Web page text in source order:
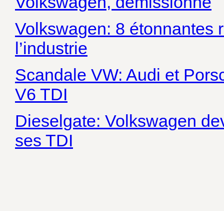
Volkswagen: 8 étonnantes
l’industrie
Scandale VW: Audi et
V6 TDI
Dieselgate: Volkswagen
ses TDI